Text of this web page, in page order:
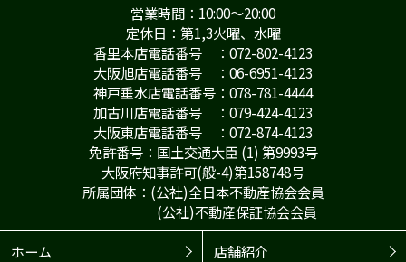
営業時間：10:00～20:00
定休日：第1,3火曜、水曜
香里本店電話番号 ：072-802-4123
大阪旭店電話番号 ：06-6951-4123
神戸垂水店電話番号：078-781-4444
加古川店電話番号 ：079-424-4123
大阪東店電話番号 ：072-874-4123
免許番号：国土交通大臣 (1) 第9993号
大阪府知事許可(般-4)第158748号
所属団体：(公社)全日本不動産協会会員
(公社)不動産保証協会会員
ホーム
店舗紹介